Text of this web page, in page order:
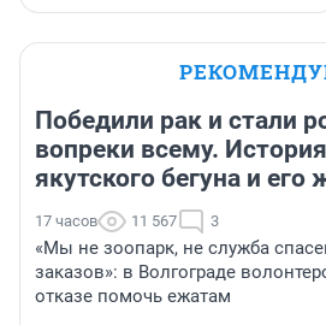
Победили рак и стали
вопреки всему.
якутского бегуна и его
17 часов 11 567 3
«Мы не зоопарк, не служба
заказов»: в Волгограде
отказе помочь ежатам